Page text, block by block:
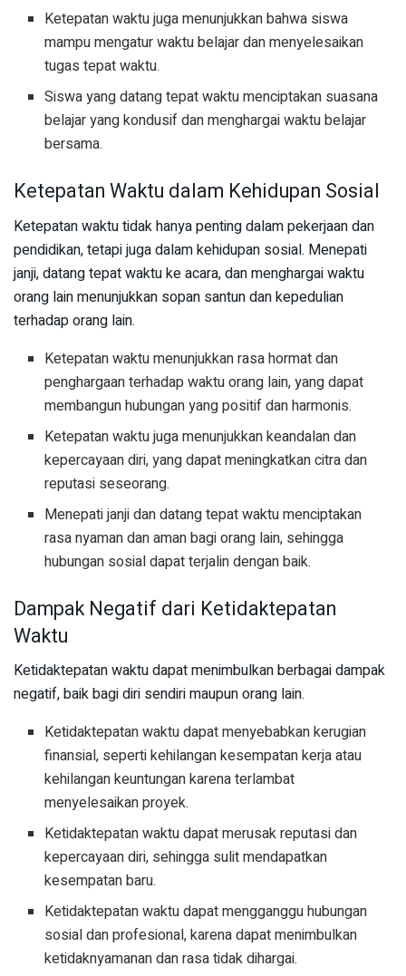
Ketepatan waktu juga menunjukkan bahwa siswa
mampu mengatur waktu belajar dan menyelesaikan
tugas tepat waktu.
Siswa yang datang tepat waktu menciptakan suasana
belajar yang kondusif dan menghargai waktu belajar
bersama.
Ketepatan Waktu dalam Kehidupan Sosial
Ketepatan waktu tidak hanya penting dalam pekerjaan dan
pendidikan, tetapi juga dalam kehidupan sosial. Menepati
janji, datang tepat waktu ke acara, dan menghargai waktu
orang lain menunjukkan sopan santun dan kepedulian
terhadap orang lain.
Ketepatan waktu menunjukkan rasa hormat dan
penghargaan terhadap waktu orang lain, yang dapat
membangun hubungan yang positif dan harmonis.
Ketepatan waktu juga menunjukkan keandalan dan
kepercayaan diri, yang dapat meningkatkan citra dan
reputasi seseorang.
Menepati janji dan datang tepat waktu menciptakan
rasa nyaman dan aman bagi orang lain, sehingga
hubungan sosial dapat terjalin dengan baik.
Dampak Negatif dari Ketidaktepatan
Waktu
Ketidaktepatan waktu dapat menimbulkan berbagai dampak
negatif, baik bagi diri sendiri maupun orang lain.
Ketidaktepatan waktu dapat menyebabkan kerugian
finansial, seperti kehilangan kesempatan kerja atau
kehilangan keuntungan karena terlambat
menyelesaikan proyek.
Ketidaktepatan waktu dapat merusak reputasi dan
kepercayaan diri, sehingga sulit mendapatkan
kesempatan baru.
Ketidaktepatan waktu dapat mengganggu hubungan
sosial dan profesional, karena dapat menimbulkan
ketidaknyamanan dan rasa tidak dihargai.